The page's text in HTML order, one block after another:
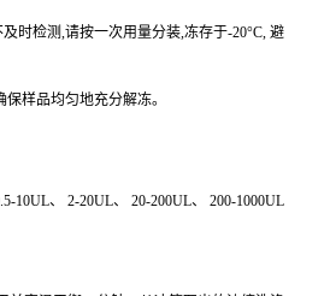
时检测,请按一次用量分装,冻存于-20°C, 避
样品均匀地充分解冻。
10UL、 2-20UL、 20-200UL、 200-1000UL